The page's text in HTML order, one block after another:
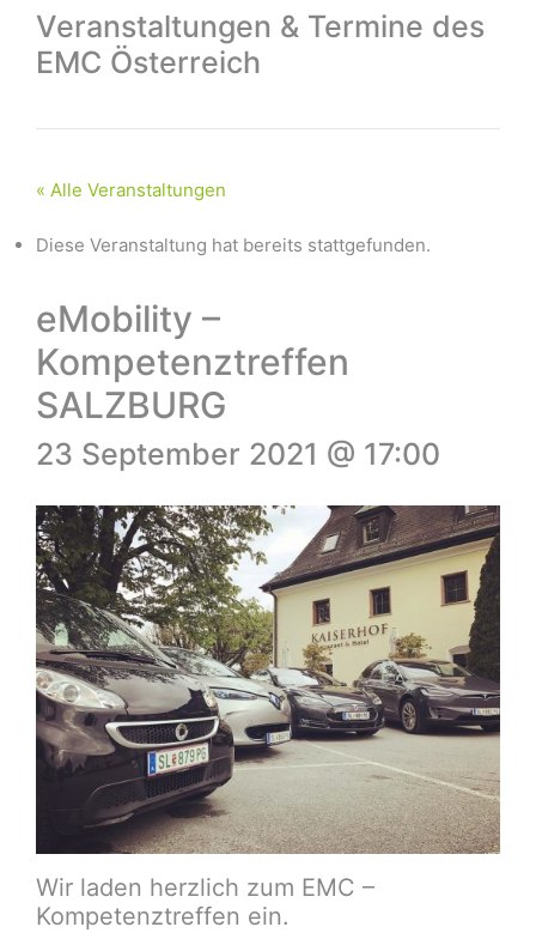
Veranstaltungen & Termine des
EMC Österreich
« Alle Veranstaltungen
Diese Veranstaltung hat bereits stattgefunden.
eMobility –
Kompetenztreffen
SALZBURG
23 September 2021 @ 17:00
Wir laden herzlich zum EMC –
Kompetenztreffen ein.